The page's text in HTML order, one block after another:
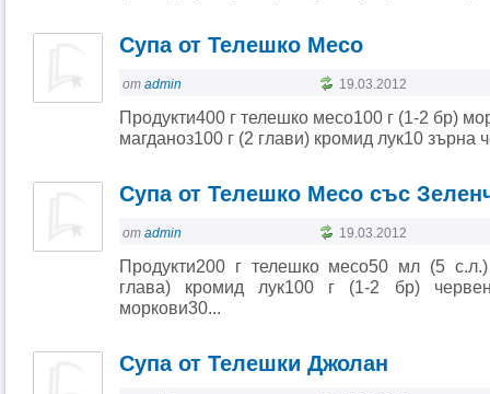
Супа от Телешко Месо
от admin 19.03.2012
Продукти400 г телешко месо100 г (1-2 бр)
магданоз100 г (2 глави) кромид лук10 зърна
Супа от Телешко Месо със
от admin 19.03.2012
Продукти200 г телешко месо50 мл (5
глава) кромид лук100 г (1-2 бр)
моркови30...
Супа от Телешки Джолан